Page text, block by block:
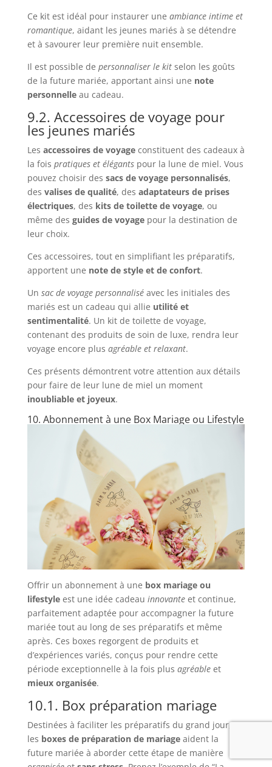
Ce kit est idéal pour instaurer une ambiance intime et
romantique, aidant les jeunes mariés à se détendre
et à savourer leur première nuit ensemble.
Il est possible de personnaliser le kitselon les goûts
de la future mariée, apportant ainsi une note
personnelleau cadeau.
9.2. Accessoires de voyage pour
les jeunes mariés
Les accessoires de voyageconstituent des cadeaux à
la fois pratiques et élégantspour la lune de miel. Vous
pouvez choisir des sacs de voyage personnalisés,
des valises de qualité, des adaptateurs de prises
électriques, des kits de toilette de voyage, ou
même des guides de voyagepour la destination de
leur choix.
Ces accessoires, tout en simplifiant les préparatifs,
apportent une note de style et de confort.
Un sac de voyage personnaliséavec les initiales des
mariés est un cadeau qui allie utilité et
sentimentalité. Un kit de toilette de voyage,
contenant des produits de soin de luxe, rendra leur
voyage encore plus agréable et relaxant.
Ces présents démontrent votre attention aux détails
pour faire de leur lune de miel un moment
inoubliable et joyeux.
10. Abonnement à une Box Mariage ou Lifestyle
Offrir un abonnement à une box mariage ou
lifestyleest une idée cadeau innovanteet continue,
parfaitement adaptée pour accompagner la future
mariée tout au long de ses préparatifs et même
après. Ces boxes regorgent de produits et
d’expériences variés, conçus pour rendre cette
période exceptionnelle à la fois plus agréableet
mieux organisée.
10.1. Box préparation mariage
Destinées à faciliter les préparatifs du grand jour,
les boxes de préparation de mariageaident la
future mariée à aborder cette étape de manière